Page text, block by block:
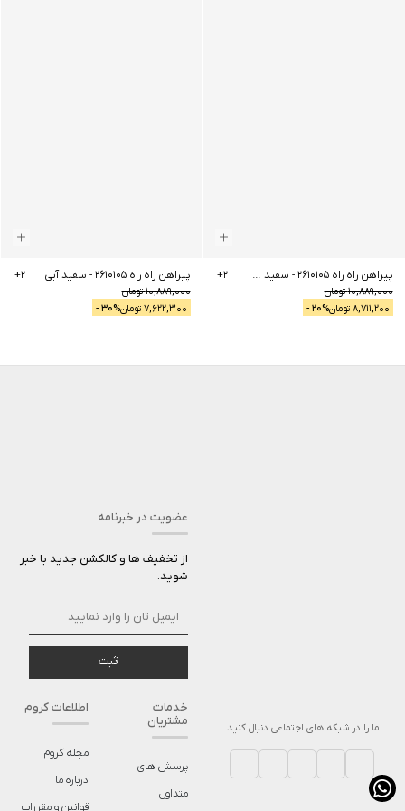
پیراهن راه راه 2610105 - سفید سرمه ای
10,889,000تومان
8,711,200 تومان 20% -
+2 پیراهن راه راه 2610105 - سفید آبی
10,889,000تومان
7,622,300 تومان 30% -
+2
ما را در شبکه های اجتماعی دنبال کنید.
خدمات
مشتریان
پرسش های
متداول
اطلاعات کروم
مجله کروم
درباره ما
قوانین و مقررات
عضویت در خبرنامه
از تخفیف ها و کالکشن جدید با خبر
شوید.
ثبت